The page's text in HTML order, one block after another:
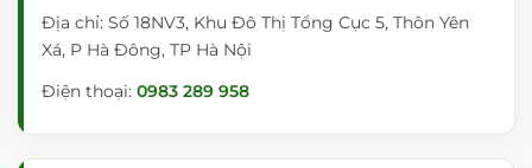
Địa chỉ: Số 18NV3, Khu Đô Thị Tổng Cục 5, Thôn Yên
Xá, P Hà Đông, TP Hà Nội
Điện thoại: 0983 289 958